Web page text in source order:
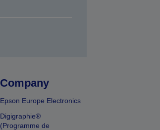
Company
Epson Europe Electronics
Digigraphie®
(Programme de